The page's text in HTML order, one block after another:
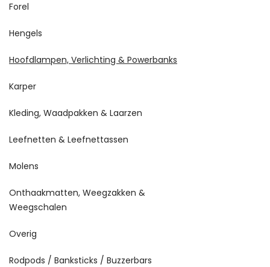
Forel
Hengels
Hoofdlampen, Verlichting & Powerbanks
Karper
Kleding, Waadpakken & Laarzen
Leefnetten & Leefnettassen
Molens
Onthaakmatten, Weegzakken &
Weegschalen
Overig
Rodpods / Banksticks / Buzzerbars